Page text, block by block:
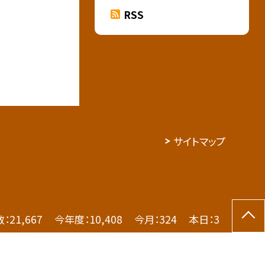
RSS
サイトマップ
21,667 今年度：10,408 今月：324 本日：3